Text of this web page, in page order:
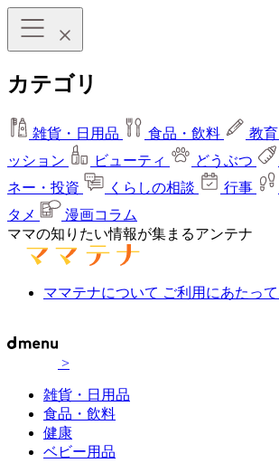
カテゴリ
雑貨・日用品 食品・飲料 教育
ッション
ビューティ どうぶつ
ネー・投資
くらしの相談 行事
タメ
漫画コラム
ママの知りたい情報が集まるアンテナ
ママテナについて ご利用にあたって
>
雑貨・日用品
食品・飲料
健康
ベビー用品